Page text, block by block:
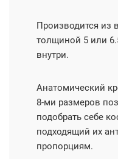
Производится из
толщиной 5 или
внутри.
Анатомический
8-ми размеров
подобрать себе
подходящий их
пропорциям.